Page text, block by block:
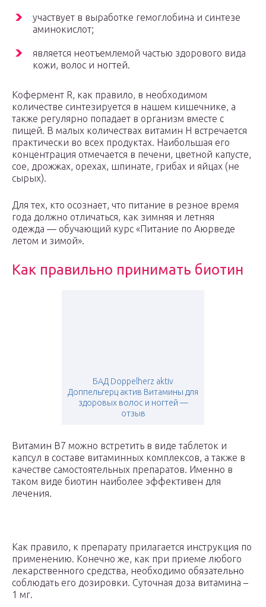
участвует в выработке гемоглобина и синтезе
аминокислот;
является неотъемлемой частью здорового вида
кожи, волос и ногтей.
Кофермент R, как правило, в необходимом
количестве синтезируется в нашем кишечнике, а
также регулярно попадает в организм вместе с
пищей. В малых количествах витамин H встречается
практически во всех продуктах. Наибольшая его
концентрация отмечается в печени, цветной капусте,
сое, дрожжах, орехах, шпинате, грибах и яйцах (не
сырых).
Для тех, кто осознает, что питание в резное время
года должно отличаться, как зимняя и летняя
одежда — обучающий курс «Питание по Аюрведе
летом и зимой».
Как правильно принимать биотин
БАД Doppelherz aktiv
Доппельгерц актив Витамины для
здоровых волос и ногтей —
отзыв
Витамин В7 можно встретить в виде таблеток и
капсул в составе витаминных комплексов, а также в
качестве самостоятельных препаратов. Именно в
таком виде биотин наиболее эффективен для
лечения.
Как правило, к препарату прилагается инструкция по
применению. Конечно же, как при приеме любого
лекарственного средства, необходимо обязательно
соблюдать его дозировки. Суточная доза витамина –
1 мг.